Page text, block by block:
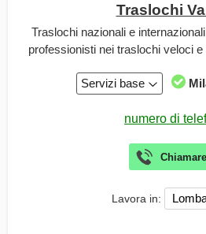
Traslochi
Traslochi nazionali e
professionisti nei traslochi veloci
Servizi base
Lavora in: